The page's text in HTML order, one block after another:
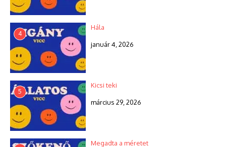
4
Hála
január 4, 2026
5
Kicsi teki
március 29, 2026
Megadta a méretet